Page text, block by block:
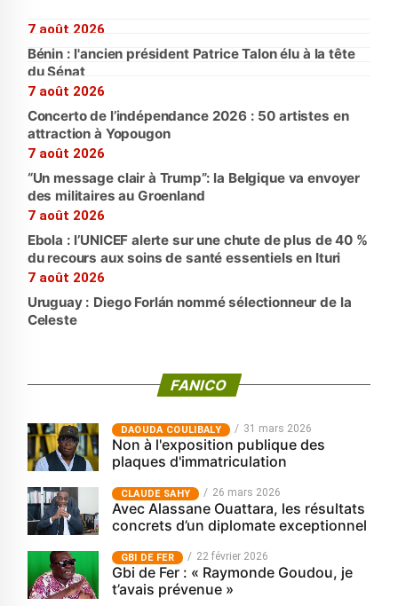
7 août 2026
Bénin : l'ancien président Patrice Talon élu à la tête
du Sénat
7 août 2026
Concerto de l’indépendance 2026 : 50 artistes en
attraction à Yopougon
7 août 2026
“Un message clair à Trump”: la Belgique va envoyer
des militaires au Groenland
7 août 2026
Ebola : l’UNICEF alerte sur une chute de plus de 40 %
du recours aux soins de santé essentiels en Ituri
7 août 2026
Uruguay : Diego Forlán nommé sélectionneur de la
Celeste
FANICO
‎DAOUDA COULIBALY 31 mars 2026
Non à l'exposition publique des
plaques d'immatriculation
CLAUDE SAHY 26 mars 2026
Avec Alassane Ouattara, les résultats
concrets d’un diplomate exceptionnel
GBI DE FER 22 février 2026
Gbi de Fer : « Raymonde Goudou, je
t’avais prévenue »